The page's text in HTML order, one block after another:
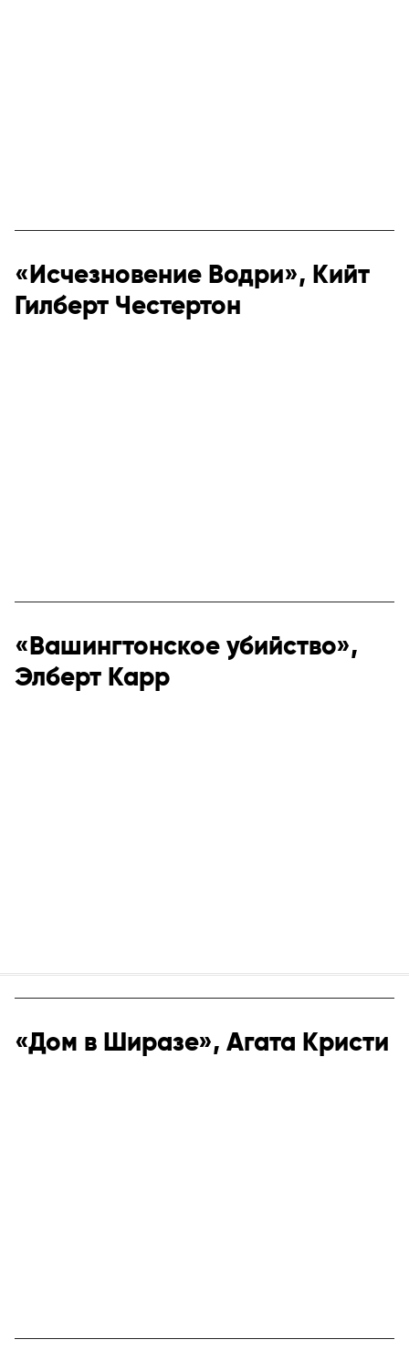
«Исчезновение Водри», Кийт
Гилберт Честертон
«Вашингтонское убийство»,
Элберт Карр
«Дом в Ширазе», Агата Кристи